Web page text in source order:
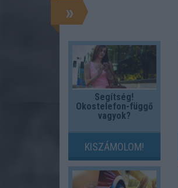
»
Segítség!
Okostelefon-függő
vagyok?
KISZÁMOLOM!